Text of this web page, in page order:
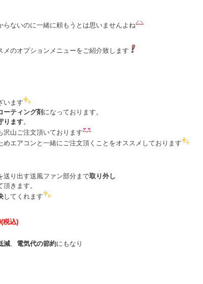
ないのに一緒に頼もうとは思いませんよね
のオプションメニューをご紹介致します
います
ーティング剤になっております。
ります。
沢山ご注文頂いております
エアコンと一緒にご注文頂くことをオススメしております
り出す送風ファン部分まで取り外し
きます。
してくれます
税込)
減、 電気代の節約にもなり